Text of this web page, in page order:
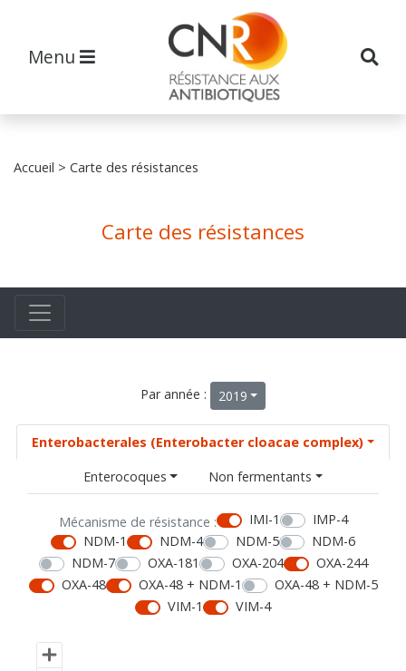
Menu
Accueil > Carte des résistances
Carte des résistances
Par année : 2019
Enterobacterales (Enterobacter cloacae complex)
Enterocoques
Non fermentants
Mécanisme de résistance : IMI-1
IMP-4
NDM-1
NDM-4 NDM-5
NDM-6
NDM-7
OXA-181 OXA-204
OXA-244
OXA-48
OXA-48 + NDM-1
OXA-48 + NDM-5
VIM-1
VIM-4